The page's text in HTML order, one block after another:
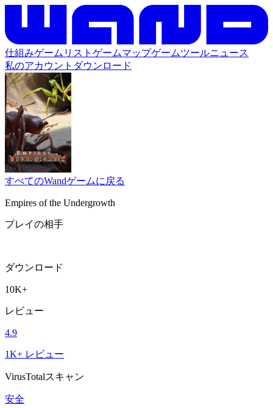
仕組みゲームリスト ゲームマップゲームツールニュース
私のアカウント ダウンロード
すべてのWandゲームに戻る
Empires of the Undergrowth
プレイの相手
ダウンロード
10K+
レビュー
4.9
1K+ レビュー
VirusTotalスキャン
安全